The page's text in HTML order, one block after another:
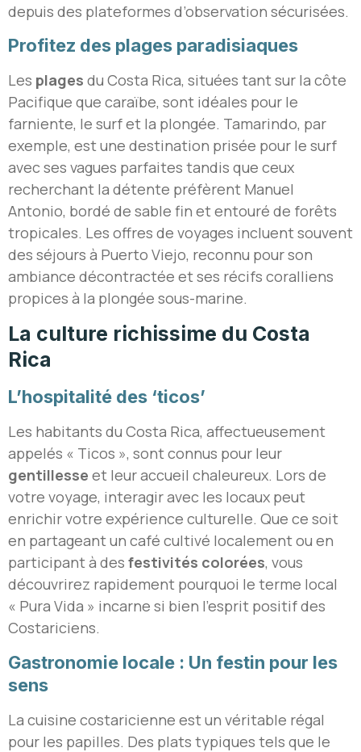
depuis des plateformes d’observation sécurisées.
Profitez des plages paradisiaques
Les plages du Costa Rica, situées tant sur la côte
Pacifique que caraïbe, sont idéales pour le
farniente, le surf et la plongée. Tamarindo, par
exemple, est une destination prisée pour le surf
avec ses vagues parfaites tandis que ceux
recherchant la détente préfèrent Manuel
Antonio, bordé de sable fin et entouré de forêts
tropicales. Les offres de voyages incluent souvent
des séjours à Puerto Viejo, reconnu pour son
ambiance décontractée et ses récifs coralliens
propices à la plongée sous-marine.
La culture richissime du Costa
Rica
L’hospitalité des ‘ticos’
Les habitants du Costa Rica, affectueusement
appelés « Ticos », sont connus pour leur
gentillesse et leur accueil chaleureux. Lors de
votre voyage, interagir avec les locaux peut
enrichir votre expérience culturelle. Que ce soit
en partageant un café cultivé localement ou en
participant à des festivités colorées, vous
découvrirez rapidement pourquoi le terme local
« Pura Vida » incarne si bien l’esprit positif des
Costariciens.
Gastronomie locale : Un festin pour les
sens
La cuisine costaricienne est un véritable régal
pour les papilles. Des plats typiques tels que le